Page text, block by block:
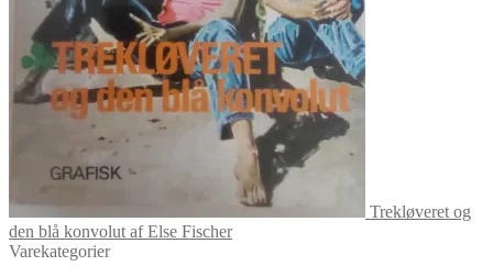
Trekløveret og
den blå konvolut af Else Fischer
Varekategorier